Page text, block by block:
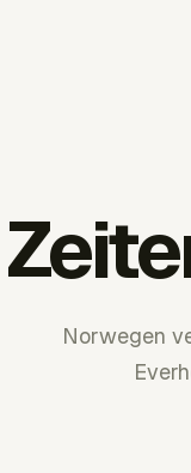
Norwegen